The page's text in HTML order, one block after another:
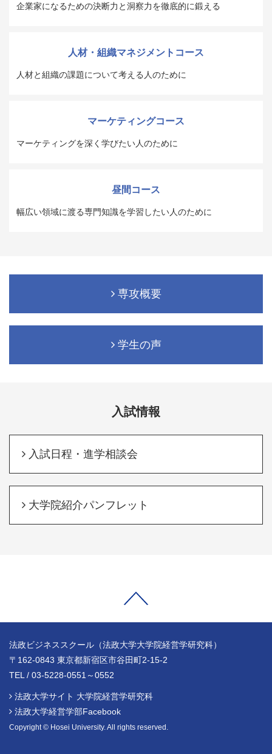
企業家になるための決断力と洞察力を徹底的に鍛える
人材・組織マネジメントコース
人材と組織の課題について考える人のために
マーケティングコース
マーケティングを深く学びたい人のために
昼間コース
幅広い領域に渡る専門知識を学習したい人のために
専攻概要
学生の声
入試情報
入試日程・進学相談会
大学院紹介パンフレット
法政ビジネススクール（法政大学大学院経営学研究科）
〒162-0843 東京都新宿区市谷田町2-15-2
TEL / 03-5228-0551～0552
法政大学サイト 大学院経営学研究科
法政大学経営学部Facebook
Copyright © Hosei University. All rights reserved.